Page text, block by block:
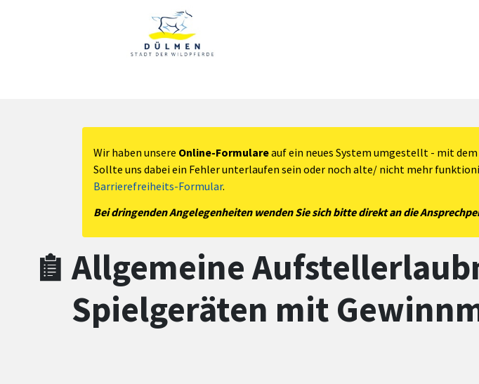
Zum Hauptinhalt
Wir haben unsere Online-Formulareauf ein neues System umgestellt - mit
Sollte uns dabei ein Fehler unterlaufen sein oder noch alte/ nicht mehr
Barrierefreiheits-Formular.
Bei dringenden Angelegenheiten wenden Sie sich bitte direkt an die
Allgemeine
Spielgeräten mit